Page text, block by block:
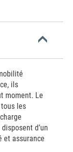
ils
moment. Le
les
d’un
et assurance